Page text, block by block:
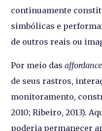
continuamente
simbólicas e
de outros reais ou
Por meio das
de seus rastros,
monitoramento,
2010; Ribeiro, 2013).
poderia permanecer